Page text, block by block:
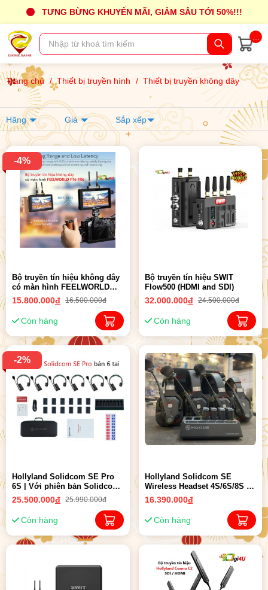
TƯNG BỪNG KHUYẾN MÃI, GIẢM SÂU TỚI 50%!!!
Trang chủ / Thiết bị truyền hình / Thiết bị truyền không dây
Hãng Giá Sắp xếp
-4%
Bộ truyền tín hiệu không dây
có màn hình FEELWORLD
FT6 FR6 | Chính hãng
15.800.000đ 16.500.000đ
Còn hàng
Bộ truyền tín hiệu SWIT
Flow500 (HDMI and SDI)
32.000.000đ 24.500.000đ
Còn hàng
-2%
Hollyland Solidcom SE Pro
6S | Với phiên bản Solidcom
SE Pro 6 tai
25.500.000đ 25.990.000đ
Còn hàng
Hollyland Solidcom SE
Wireless Headset 4S/6S/8S |
16.390.000đ
Còn hàng